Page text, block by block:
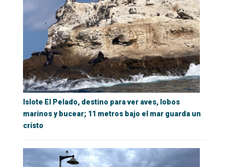
Islote El Pelado, destino para ver aves, lobos
marinos y bucear; 11 metros bajo el mar guarda un
cristo